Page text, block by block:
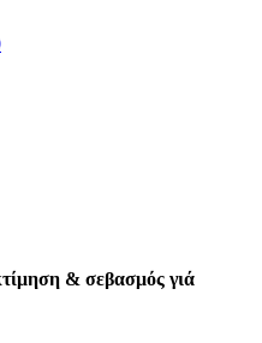
& σεβασμός γιά